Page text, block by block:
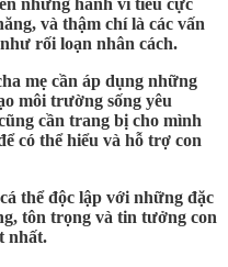
và thậm chí là các vấn
rối loạn nhân cách.
mẹ cần áp dụng những
môi trường sống yêu
cần trang bị cho mình
có thể hiểu và hỗ trợ con
thể độc lập với những đặc
tôn trọng và tin tưởng con
nhất.